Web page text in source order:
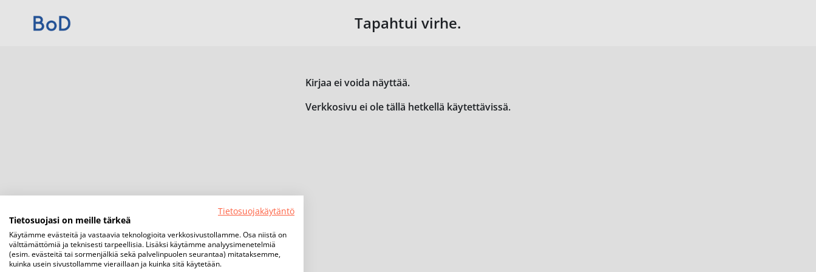
Tapahtui virhe.
Kirjaa ei voida näyttää.
Verkkosivu ei ole tällä hetkellä käytettävissä.
Tietosuojakäytäntö
Tietosuojasi on meille tärkeä
Käytämme evästeitä ja vastaavia teknologioita verkkosivustollamme. Osa niistä on
välttämättömiä ja teknisesti tarpeellisia. Lisäksi käytämme analyysimenetelmiä
(esim. evästeitä tai sormenjälkiä sekä palvelinpuolen seurantaa) mitataksemme,
kuinka usein sivustollamme vieraillaan ja kuinka sitä käytetään.